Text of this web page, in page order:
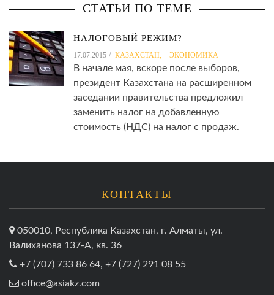
СТАТЬИ ПО ТЕМЕ
НАЛОГОВЫЙ РЕЖИМ?
17.07.2015 КАЗАХСТАН, ЭКОНОМИКА
В начале мая, вскоре после выборов,
президент Казахстана на расширенном
заседании правительства предложил
заменить налог на добавленную
стоимость (НДС) на налог с продаж.
КОНТАКТЫ
050010, Республика Казахстан, г. Алматы, ул.
Валиханова 137-А, кв. 36
+7 (707) 733 86 64, +7 (727) 291 08 55
office@asiakz.com